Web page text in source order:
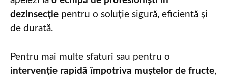
dezinsecție pentru o soluție sigură, eficientă și
de durată.
Pentru mai multe sfaturi sau pentru o
intervenție rapidă împotriva muștelor de fructe,